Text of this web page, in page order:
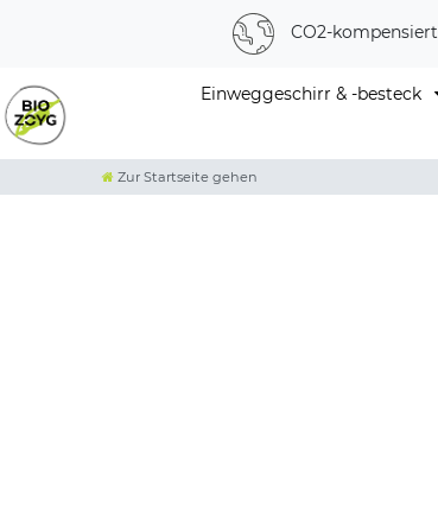
CO2-kompensiert
Einweggeschirr & -besteck
Zur Startseite gehen